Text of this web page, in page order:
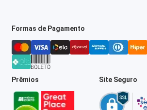
Formas de Pagamento
Prêmios Site Seguro